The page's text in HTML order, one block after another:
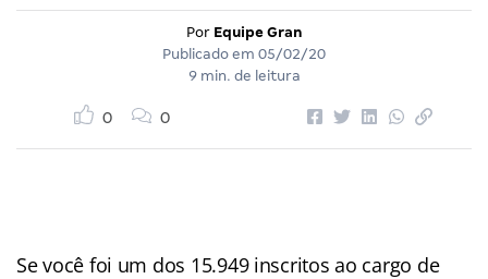
Por Equipe Gran
Publicado em 05/02/20
9 min. de leitura
0 0
Se você foi um dos 15.949 inscritos ao cargo de